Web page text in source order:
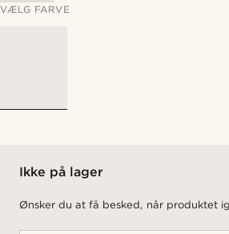
VÆLG FARVE
Ikke på lager
Ønsker du at få besked, når produktet